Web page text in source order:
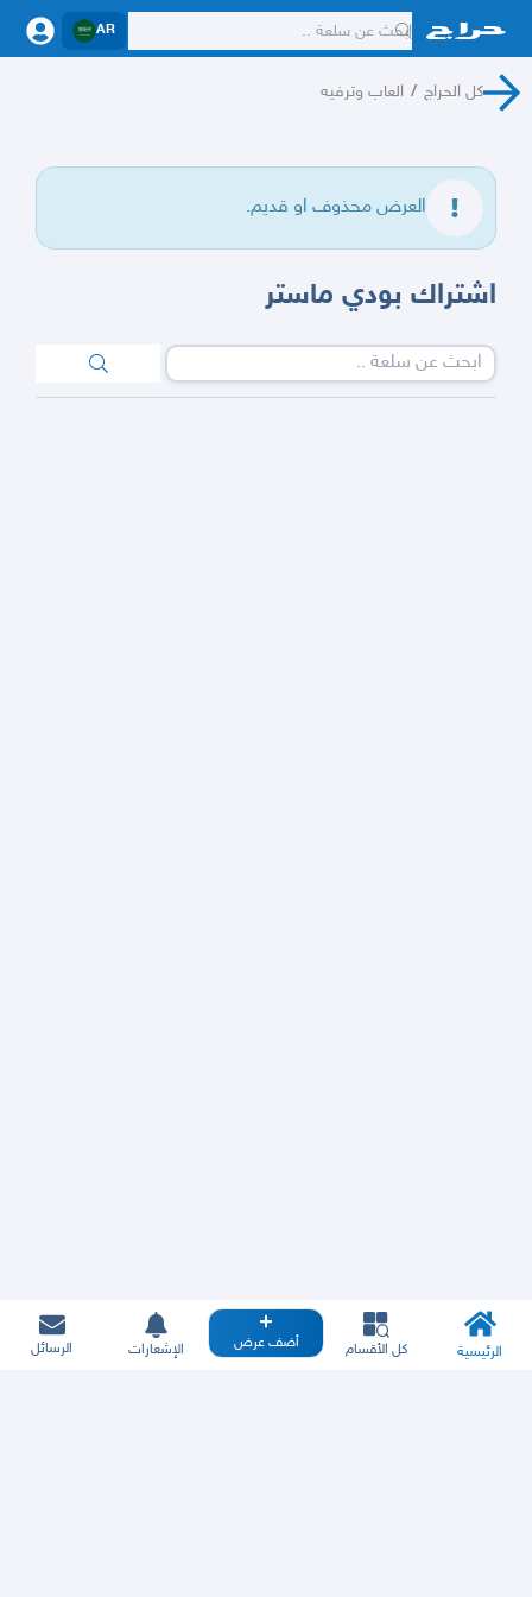
AR
كل الحراج / العاب وترفيه
العرض محذوف او قديم.
اشتراك بودي ماستر
الرئيسية كل الأقسام أضف عرض الإشعارات الرسائل